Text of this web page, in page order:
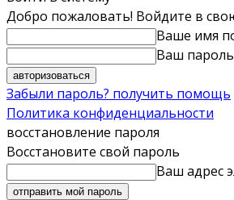
Добро пожаловать! Войдите в
Ваше имя
Ваш пароль
Забыли пароль? получить помощь
Политика конфиденциальности
восстановление пароля
Восстановите свой пароль
Ваш адрес